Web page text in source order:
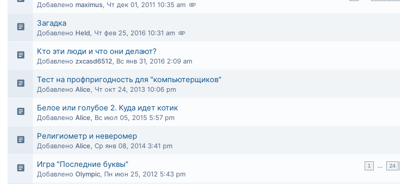
Добавлено maximus, Чт дек 01, 2011 10:35 am
Загадка
Добавлено Held, Чт фев 25, 2016 10:31 am
Кто эти люди и что они делают?
Добавлено zxcasd6512, Вс янв 31, 2016 2:09 am
Тест на профпригодность для "компьютерщиков"
Добавлено Alice, Чт окт 24, 2013 10:06 pm
Белое или голубое 2. Куда идет котик
Добавлено Alice, Вс июл 05, 2015 5:57 pm
Религиометр и неверомер
Добавлено Alice, Ср янв 08, 2014 3:41 pm
Игра "Последние буквы" 1 … 24
Добавлено Olympic, Пн июн 25, 2012 5:43 pm